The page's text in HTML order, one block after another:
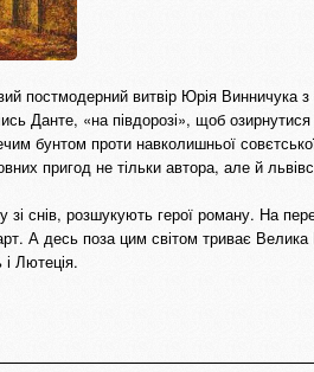
постмодерний витвір Юрія Винничука
Данте, «на півдорозі», щоб
бунтом проти навколишньої
пригод не тільки автора, але й
снів, розшукують герої роману. На
А десь поза цим світом триває
Лютеція.